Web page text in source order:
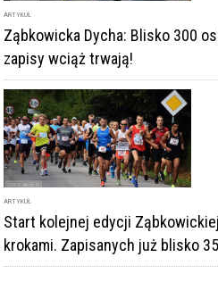
ARTYKUŁ
Ząbkowicka Dycha: Blisko 300
zapisy wciąż trwają!
ARTYKUŁ
Start kolejnej edycji
krokami. Zapisanych już blisko